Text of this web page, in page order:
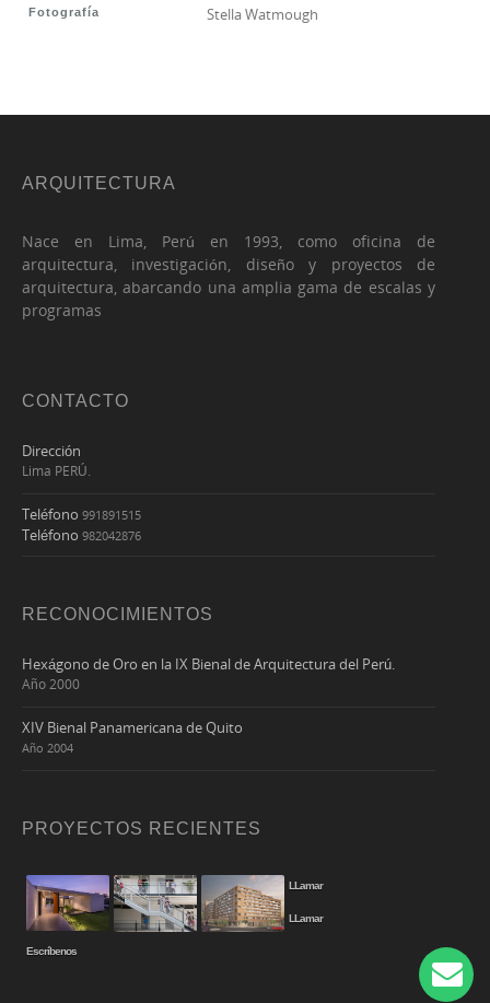
Fotografía Stella Watmough
ARQUITECTURA
Nace en Lima, Perú en 1993, como oficina de
arquitectura, investigación, diseño y proyectos de
arquitectura, abarcando una amplia gama de escalas y
programas
CONTACTO
Dirección
Lima PERÚ.
Teléfono 991891515
Teléfono 982042876
RECONOCIMIENTOS
Hexágono de Oro en la IX Bienal de Arquitectura del Perú.
Año 2000
XIV Bienal Panamericana de Quito
Año 2004
PROYECTOS RECIENTES
LLamar
LLamar
Escríbenos